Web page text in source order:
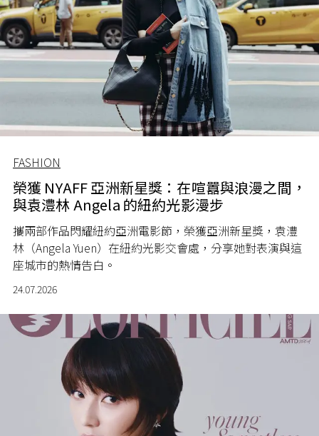
FASHION
榮獲 NYAFF 亞洲新星獎：在喧囂與浪漫之間，
與袁澧林 Angela 的紐約光影漫步
攜兩部作品閃耀紐約亞洲電影節，榮獲亞洲新星獎，袁澧
林（Angela Yuen）在紐約光影交會處，分享她對表演與這
座城市的熱情告白。
24.07.2026